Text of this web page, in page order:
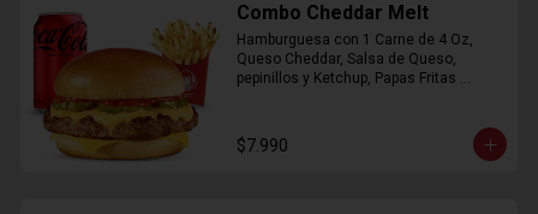
Combo Cheddar Melt
Hamburguesa con 1 Carne de 4 Oz,
Queso Cheddar, Salsa de Queso,
pepinillos y Ketchup, Papas Fritas
$7.990